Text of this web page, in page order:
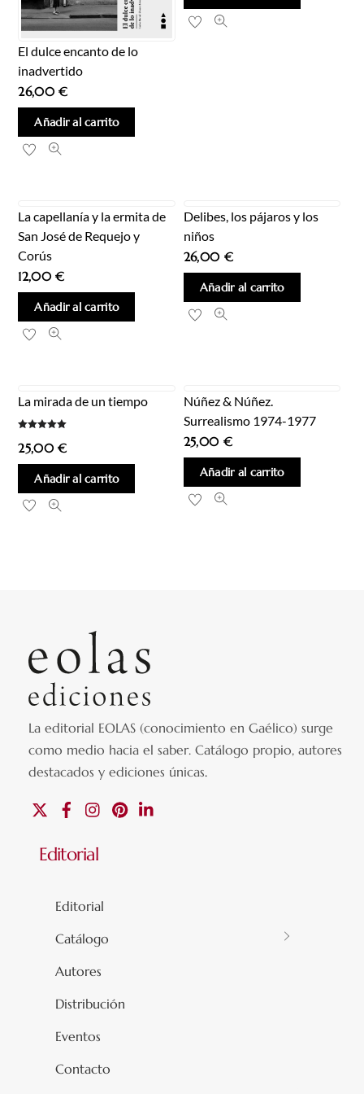
El dulce encanto de lo
inadvertido
26,00€
Añadir al carrito
La capellanía y la ermita de
San José de Requejo y
Corús
12,00€
Añadir al carrito
Delibes, los pájaros y los
niños
26,00 €
Añadir al carrito
La mirada de un tiempo
con
5.00
de 5
25,00€
Añadir al carrito
Núñez & Núñez.
Surrealismo 1974-1977
25,00 €
Añadir al carrito
La editorial EOLAS (conocimiento en Gaélico) surge
como medio hacia el saber.Catálogo propio, autores
destacados y ediciones únicas.
FacebookInstagramPinterest
Editorial
Editorial
Catálogo
Autores
Distribución
Eventos
Contacto